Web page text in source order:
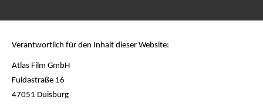
Verantwortlich für den Inhalt dieser Website:
Atlas Film GmbH
Fuldastraße 16
47051 Duisburg